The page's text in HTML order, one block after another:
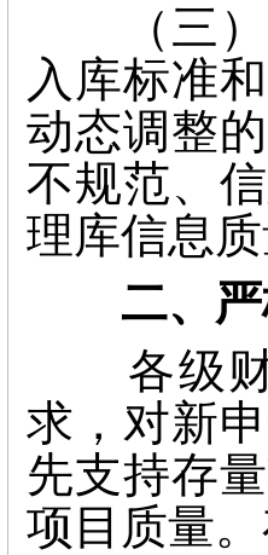
（三）
入库标准
动态调整
不规范、
理库信息
二、
各级财
求，对新
先支持存
项目质量